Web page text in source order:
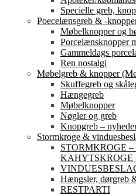
Specielle greb,
Poecelænsgreb & -
Møbelknopper og
Porcelænsknopper
Gammeldags
Ren nostalgi
Møbelgreb & knopper
Skuffegreb og
Hængegreb
Møbelknopper
Nøgler og greb
Knopgreb –
Stormkroge &
STORMKROGE
KAHYTSKROGE
Hængsler, dørgreb
RESTPARTI